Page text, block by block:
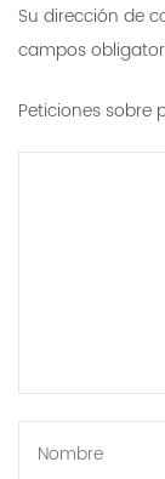
Su dirección de
campos
Peticiones sobre